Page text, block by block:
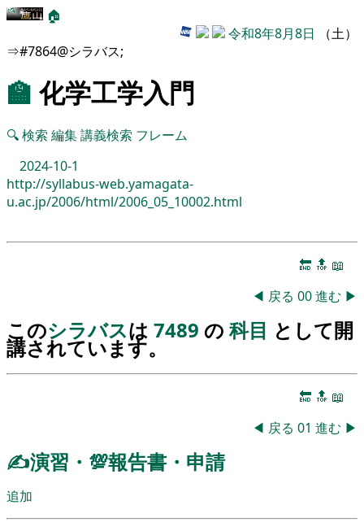
🏠
令和8年8月8日 （土）
⇒#7864@シラバス;
🏫 化学工学入門
🔍検索 編集講義検索 フレーム
2024-10-1
http://syllabus-web.yamagata-
u.ac.jp/2006/html/2006_05_10002.html
🔚 🔝 📖
◀ 戻る 00進む ▶
このシラバスは 7489 の 科目 として開
講されています。
🔚 🔝 📖
◀ 戻る 01 進む ▶
✍演習・💯報告書・申請
追加